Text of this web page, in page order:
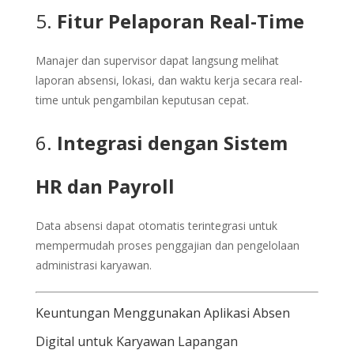
5. Fitur Pelaporan Real-Time
Manajer dan supervisor dapat langsung melihat
laporan absensi, lokasi, dan waktu kerja secara real-
time untuk pengambilan keputusan cepat.
6. Integrasi dengan Sistem
HR dan Payroll
Data absensi dapat otomatis terintegrasi untuk
mempermudah proses penggajian dan pengelolaan
administrasi karyawan.
Keuntungan Menggunakan Aplikasi Absen
Digital untuk Karyawan Lapangan